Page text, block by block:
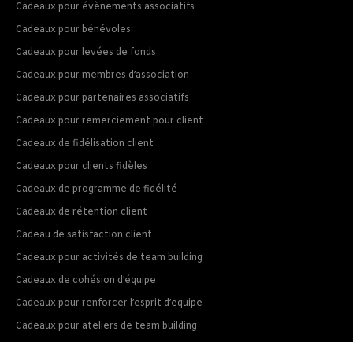
Cadeaux pour évènements associatifs
Cadeaux pour bénévoles
Cadeaux pour levées de fonds
Cadeaux pour membres d’association
Cadeaux pour partenaires associatifs
Cadeaux pour remerciement pour client
Cadeaux de fidélisation client
Cadeaux pour clients fidèles
Cadeaux de programme de fidélité
Cadeaux de rétention client
Cadeau de satisfaction client
Cadeaux pour activités de team building
Cadeaux de cohésion d’équipe
Cadeaux pour renforcer l’esprit d’equipe
Cadeaux pour ateliers de team building